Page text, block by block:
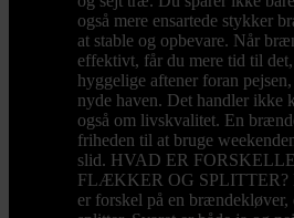
også mere ensartede stykker
at stable og opbevare. Når
effektivt, får du mere tid til
hyggelige aftener foran
nyde haven. Det handler ikke
også om livskvalitet. En
friheden til at bruge
slid. HVAD ER
FLÆKKER OG SPLITTER?
er forskel på en